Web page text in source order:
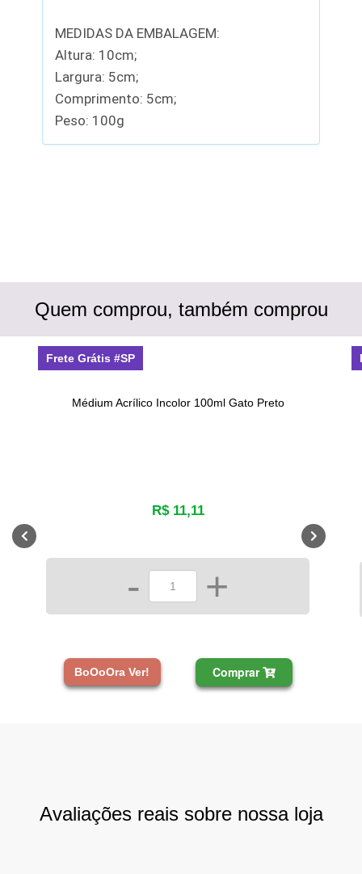
MEDIDAS DA EMBALAGEM:
Altura: 10cm;
Largura: 5cm;
Comprimento: 5cm;
Peso: 100g
Quem comprou, também comprou
Médium Acrílico Incolor 100ml Gato Preto
R$ 11,11
- +
BoOoOra Ver! Comprar
Frete Grátis #SP
Avaliações reais sobre nossa loja